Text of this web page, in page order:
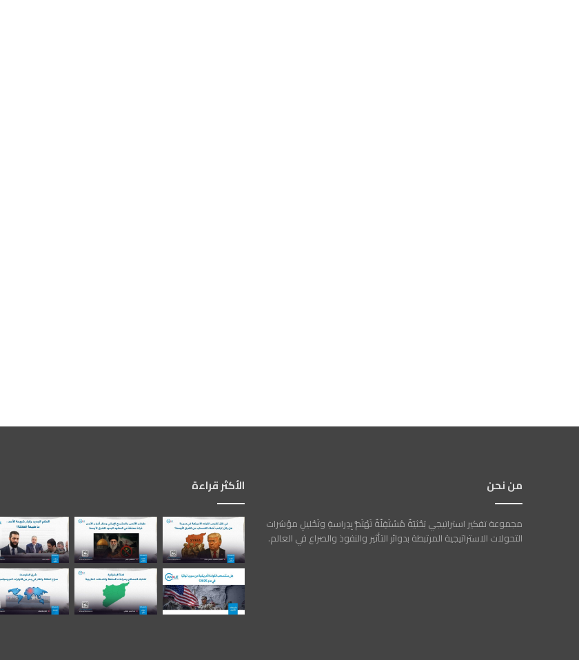
من نحن
مجموعة تفكير استراتيجي بَحْثيّةٌ مُسْتَقِلّةٌ تَهْتَمُّ بِدِراسةِ وتَحْليلِ مؤشرات
التحولات الاستراتيجية المرتبطة بدوائر التأثير والنفوذ والصراع في العالم.
الأكثر قراءة